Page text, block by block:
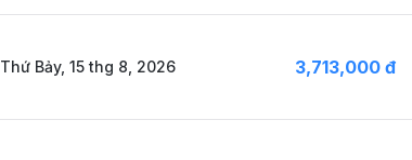
Thứ Bảy, 15 thg 8, 2026 3,713,000 đ